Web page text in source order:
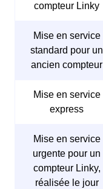
compteur Linky
Mise en service
standard pour un
ancien compteur
Mise en service
express
Mise en service
urgente pour un
compteur Linky,
réalisée le jour